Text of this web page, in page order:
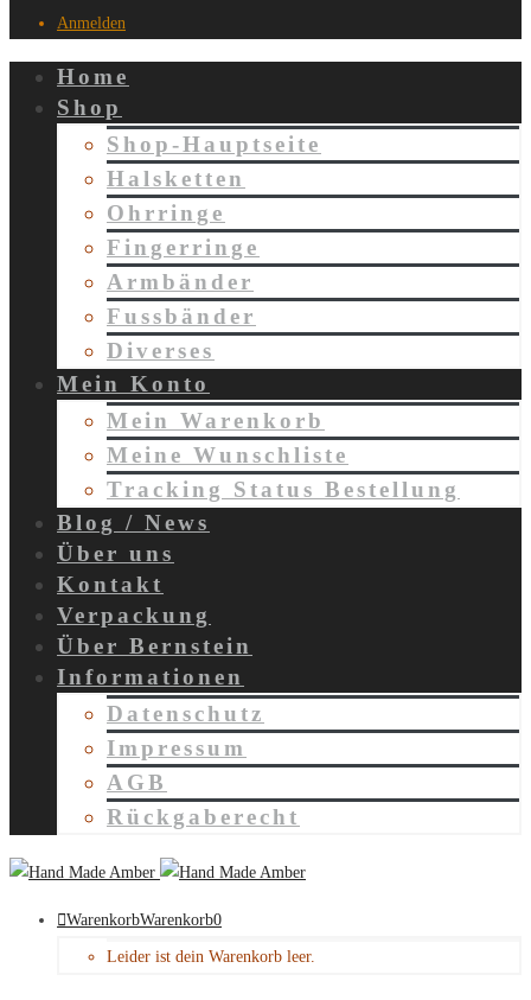
Anmelden
Home
Shop
Shop-Hauptseite
Halsketten
Ohrringe
Fingerringe
Armbänder
Fussbänder
Diverses
Mein Konto
Mein Warenkorb
Meine Wunschliste
Tracking Status Bestellung
Blog / News
Über uns
Kontakt
Verpackung
Über Bernstein
Informationen
Datenschutz
Impressum
AGB
Rückgaberecht
WarenkorbWarenkorb0
Leider ist dein Warenkorb leer.